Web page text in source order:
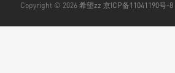
Copyright © 2026 希望zz 京ICP备11041190号-8